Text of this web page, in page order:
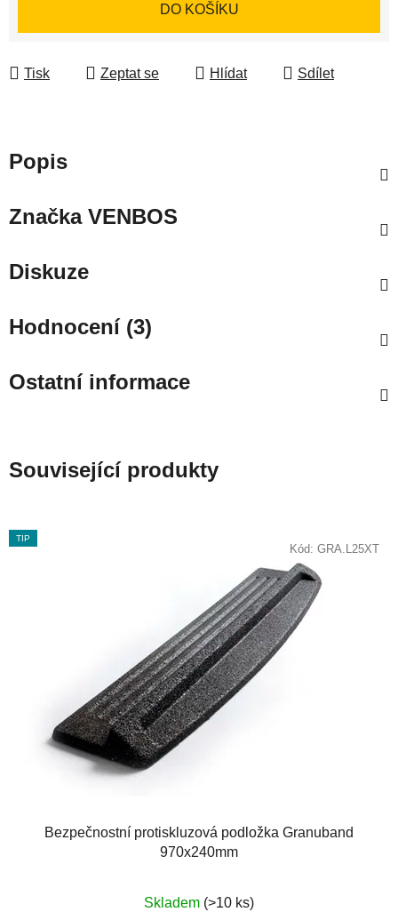
DO KOŠÍKU
Tisk Zeptat se Hlídat Sdílet
Popis
ZnačkaVENBOS
Diskuze
Hodnocení (3)
Ostatní informace
Související produkty
TIP
Bezpečnostní protiskluzová podložka Granuband
970x240mm
hodnocení
Skladem (>10 ks)
Kód: GRA.L25XT